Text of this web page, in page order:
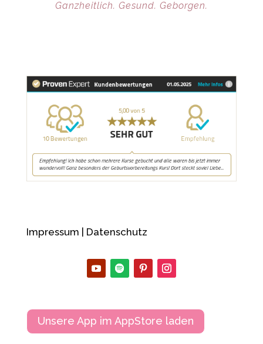
Ganzheitlich. Gesund. Geborgen.
Impressum | Datenschutz
Unsere App im AppStore laden